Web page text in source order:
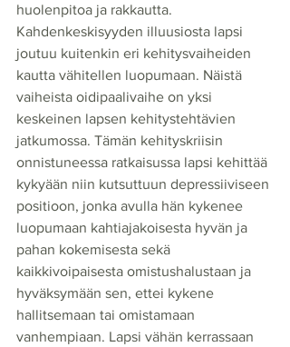
huolenpitoa ja rakkautta.
Kahdenkeskisyyden illuusiosta lapsi
joutuu kuitenkin eri kehitysvaiheiden
kautta vähitellen luopumaan. Näistä
vaiheista oidipaalivaihe on yksi
keskeinen lapsen kehitystehtävien
jatkumossa. Tämän kehityskriisin
onnistuneessa ratkaisussa lapsi kehittää
kykyään niin kutsuttuun depressiiviseen
positioon, jonka avulla hän kykenee
luopumaan kahtiajakoisesta hyvän ja
pahan kokemisesta sekä
kaikkivoipaisesta omistushalustaan ja
hyväksymään sen, ettei kykene
hallitsemaan tai omistamaan
vanhempiaan. Lapsi vähän kerrassaan